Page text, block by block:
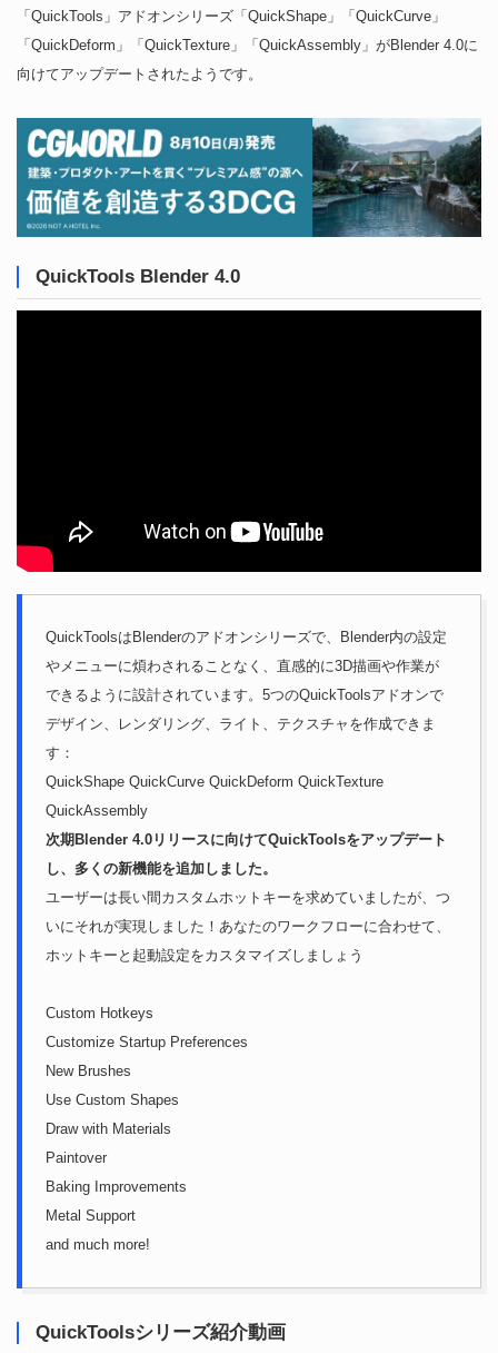
「QuickTools」アドオンシリーズ「QuickShape」「QuickCurve」
「QuickDeform」「QuickTexture」「QuickAssembly」がBlender 4.0に
向けてアップデートされたようです。
QuickTools Blender 4.0
QuickToolsはBlenderのアドオンシリーズで、Blender内の設定
やメニューに煩わされることなく、直感的に3D描画や作業が
できるように設計されています。5つのQuickToolsアドオンで
デザイン、レンダリング、ライト、テクスチャを作成できま
す：
QuickShape QuickCurve QuickDeform QuickTexture
QuickAssembly
次期Blender 4.0リリースに向けてQuickToolsをアップデート
し、多くの新機能を追加しました。
ユーザーは長い間カスタムホットキーを求めていましたが、つ
いにそれが実現しました！あなたのワークフローに合わせて、
ホットキーと起動設定をカスタマイズしましょう
Custom Hotkeys
Customize Startup Preferences
New Brushes
Use Custom Shapes
Draw with Materials
Paintover
Baking Improvements
Metal Support
and much more!
QuickToolsシリーズ紹介動画